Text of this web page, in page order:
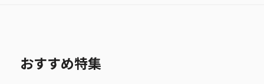
おすすめ特集